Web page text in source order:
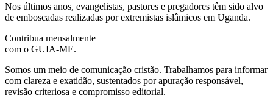
Nos últimos anos, evangelistas, pastores e pregadores têm sido alvo
de emboscadas realizadas por extremistas islâmicos em Uganda.
Contribua mensalmente
com o GUIA-ME.
Somos um meio de comunicação cristão. Trabalhamos para informar
com clareza e exatidão, sustentados por apuração responsável,
revisão criteriosa e compromisso editorial.